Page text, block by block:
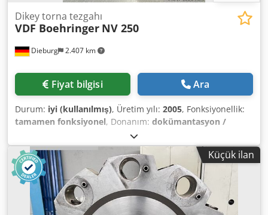
Dieburg 2.407 km
Dikey torna tezgahı
VDF Boehringer NV 250
Fiyat bilgisi Ara
Durum: iyi (kullanılmış), Üretim yılı: 2005, Fonksiyonellik:
tamamen fonksiyonel, Donanım: dokümantasyon /
, BOEHRINGER NV 250 CNC Dikey Torna Tezgahı
Satılık, 2005 model bir BOEHRINGER NV 250 CNC dikey
torna tezgahı bulunmaktadır. Bu makine, otomatik seri
üretim için idealdir. Otomatik malzeme yükleme ve
boşaltma işlemleri, özel olarak tasarlanmış mil ve mevcut
iş parçası besleme sistemi sayesinde mümkündür. Teknik
Özellikler: Üretici: BOEHRINGER Tip: NV 250 Üretim Yılı:
Küçük ilan